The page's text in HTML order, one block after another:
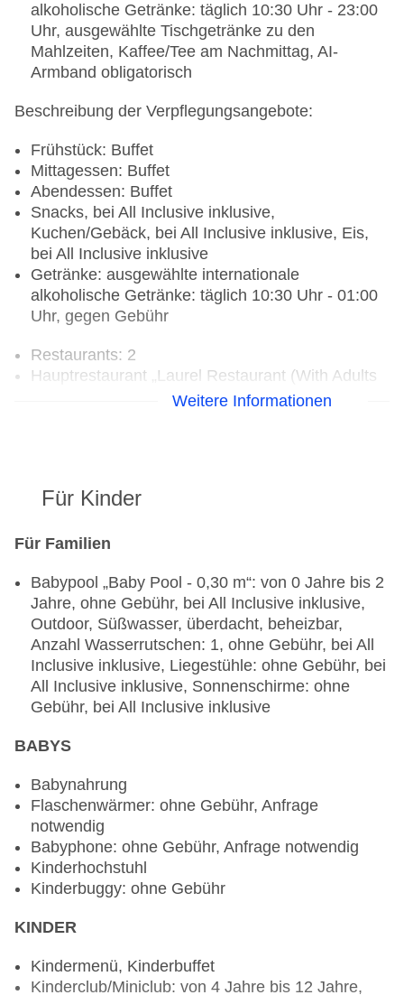
Minimarkt, Boutique
Arzt
Amphitheater
Internet: WLAN/WiFi, im gesamten Hotel
Waschsalon: gegen Gebühr, Wäscheservice:
Concierge Service, Gepäckservice
Zahlungsarten: TUI Card / VISA, MasterCard, EC
Karte/Maestro
Haustiere nicht erlaubt
Parkmöglichkeiten: Parkplatz (nach
Verfügbarkeit), unbewacht: ohne Gebühr
Tagungseinrichtungen: Konferenzräume: 1,
klimatisierte Tagungsräume, Tageslicht
Gebäudeanzahl: 9, Zimmer: 278
alkoholische Getränke: täglich 10:30 Uhr - 23:00
Uhr, ausgewählte Tischgetränke zu den
Mahlzeiten, Kaffee/Tee am Nachmittag, AI-
Armband obligatorisch
Beschreibung der Verpflegungsangebote:
Frühstück: Buffet
Mittagessen: Buffet
Abendessen: Buffet
Snacks, bei All Inclusive inklusive,
Kuchen/Gebäck, bei All Inclusive inklusive, Eis,
bei All Inclusive inklusive
Getränke: ausgewählte internationale
alkoholische Getränke: täglich 10:30 Uhr - 01:00
Uhr, gegen Gebühr
Restaurants: 2
Hauptrestaurant „Laurel Restaurant (With Adults
+16 Area)“: Küche: international, Babynahrung:
vegane Gerichte: Anfrage notwendig, Buffet,
klimatisierbar, mit Terrasse, Kinderhochstuhl,
Spezialitätenrestaurant „Greek Restaurant-
1xAufenthalt kostenlos“: Küche: griechisch,
mediterran, glutenfreie Gerichte: Anfrage
notwendig, Kindermenü: Anfrage notwendig,
lactosefreie Gerichte: Anfrage notwendig,
vegetarische Gerichte: Anfrage notwendig,
vegane Gerichte: Anfrage notwendig, à la carte,
notwendig, gegen Gebühr, klimatisierbar, mit
Kleidung erwünscht
Bars & mehr: 4
Poolbar Outdoor „Refresh Pool Bar“: täglich
Loungebar „Blue Moon Bar“: täglich
Coffeeshop „Deli“: gegen Gebühr
Poolbar Outdoor „Relax Pool Bar“: ab 18 Jahre,
Weitere Informationen
Für Kinder
Für Familien
Babypool „Baby Pool - 0,30 m“: von 0 Jahre bis 2
Jahre, ohne Gebühr, bei All Inclusive inklusive,
Outdoor, Süßwasser, überdacht, beheizbar,
Anzahl Wasserrutschen: 1, ohne Gebühr, bei All
Inclusive inklusive, Liegestühle: ohne Gebühr, bei
All Inclusive inklusive, Sonnenschirme: ohne
Gebühr, bei All Inclusive inklusive
BABYS
Babynahrung
Flaschenwärmer: ohne Gebühr, Anfrage
notwendig
Babyphone: ohne Gebühr, Anfrage notwendig
Kinderhochstuhl
Kinderbuggy: ohne Gebühr
KINDER
Kindermenü, Kinderbuffet
Kinderclub/Miniclub: von 4 Jahre bis 12 Jahre,